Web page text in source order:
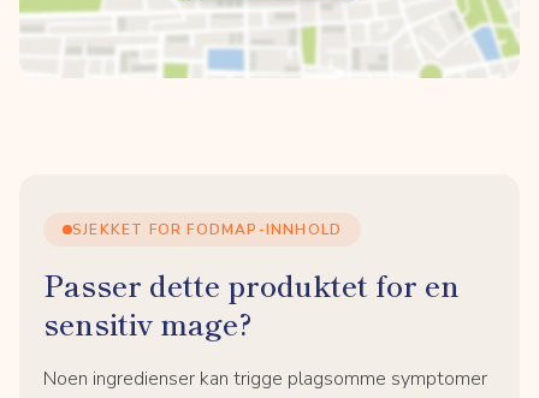
SJEKKET FOR FODMAP-INNHOLD
Passer dette produktet for en
sensitiv mage?
Noen ingredienser kan trigge plagsomme symptomer